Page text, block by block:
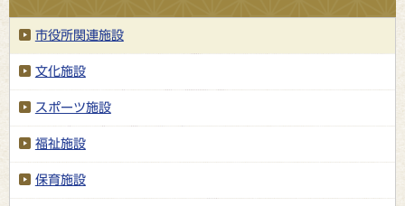
市役所関連施設
文化施設
スポーツ施設
福祉施設
保育施設